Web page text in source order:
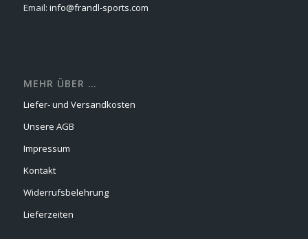
Email: info@frandl-sports.com
MEHR ÜBER …
Liefer- und Versandkosten
Unsere AGB
Impressum
Kontakt
Widerrufsbelehrung
Lieferzeiten